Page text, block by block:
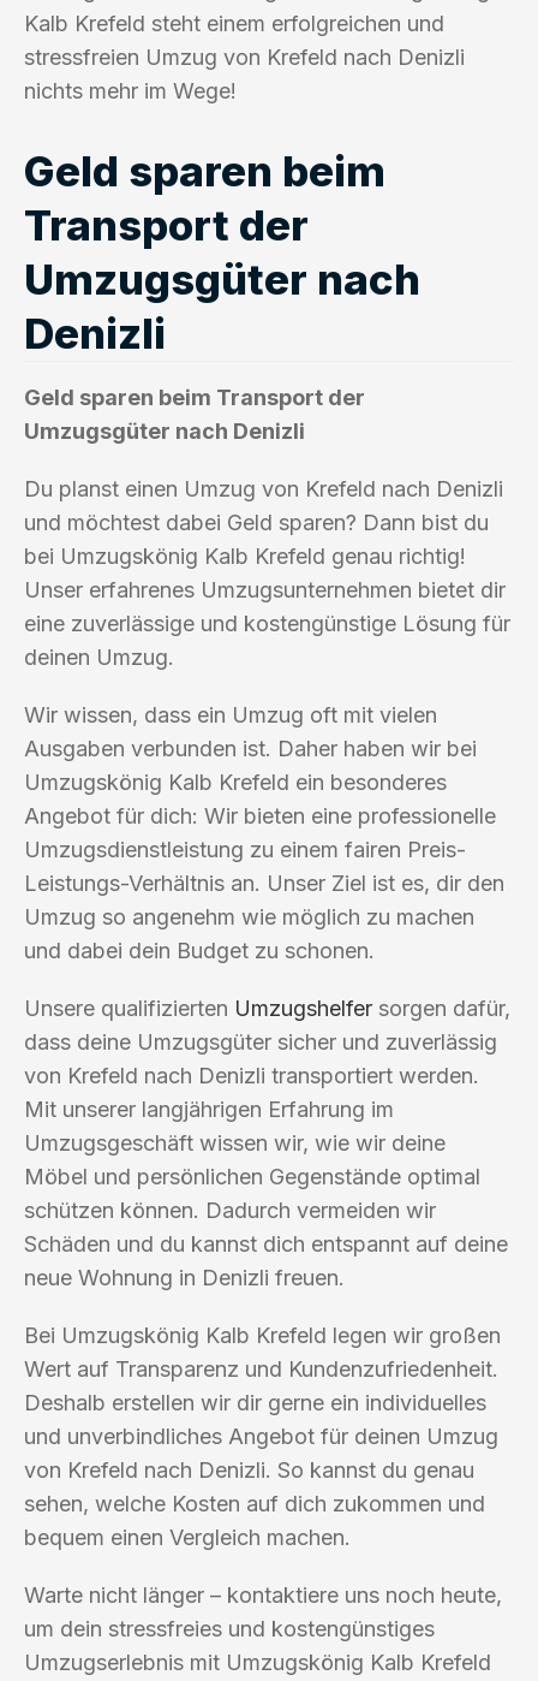
Kalb Krefeld steht einem erfolgreichen und
stressfreien Umzug von Krefeld nach Denizli
nichts mehr im Wege!
Geld sparen beim
Transport der
Umzugsgüter nach
Denizli
Geld sparen beim Transport der
Umzugsgüter nach Denizli
Du planst einen Umzug von Krefeld nach Denizli
und möchtest dabei Geld sparen? Dann bist du
bei Umzugskönig Kalb Krefeld genau richtig!
Unser erfahrenes Umzugsunternehmen bietet dir
eine zuverlässige und kostengünstige Lösung für
deinen Umzug.
Wir wissen, dass ein Umzug oft mit vielen
Ausgaben verbunden ist. Daher haben wir bei
Umzugskönig Kalb Krefeld ein besonderes
Angebot für dich: Wir bieten eine professionelle
Umzugsdienstleistung zu einem fairen Preis-
Leistungs-Verhältnis an. Unser Ziel ist es, dir den
Umzug so angenehm wie möglich zu machen
und dabei dein Budget zu schonen.
Unsere qualifizierten Umzugshelfer sorgen dafür,
dass deine Umzugsgüter sicher und zuverlässig
von Krefeld nach Denizli transportiert werden.
Mit unserer langjährigen Erfahrung im
Umzugsgeschäft wissen wir, wie wir deine
Möbel und persönlichen Gegenstände optimal
schützen können. Dadurch vermeiden wir
Schäden und du kannst dich entspannt auf deine
neue Wohnung in Denizli freuen.
Bei Umzugskönig Kalb Krefeld legen wir großen
Wert auf Transparenz und Kundenzufriedenheit.
Deshalb erstellen wir dir gerne ein individuelles
und unverbindliches Angebot für deinen Umzug
von Krefeld nach Denizli. So kannst du genau
sehen, welche Kosten auf dich zukommen und
bequem einen Vergleich machen.
Warte nicht länger – kontaktiere uns noch heute,
um dein stressfreies und kostengünstiges
Umzugserlebnis mit Umzugskönig Kalb Krefeld